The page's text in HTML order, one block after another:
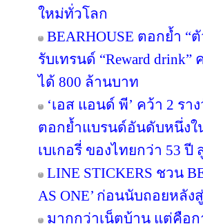
ใหม่ทั่วโลก
BEARHOUSE ตอกย้ำ
รับเทรนด์ “Reward
ได้ 800 ล้านบาท
‘เอส แอนด์ พี’ คว้า 2 ราง
ตอกย้ำแบรนด์อันดับหนึ่งใ
เบเกอรี่ ของไทยกว่า 53 ปี
LINE STICKERS ชวน
AS ONE’ ก่อนนับถอยหลั
มากกว่าเน็ตบ้าน แต่คือ